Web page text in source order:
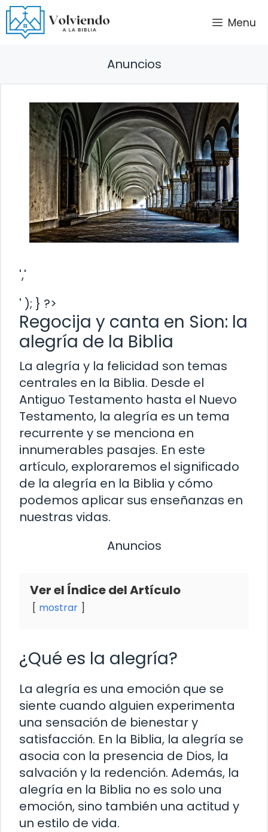
Saltar
al
contenido
Menu
Anuncios
','
' ); } ?>
Regocija y canta en Sion: la
alegría de la Biblia
La alegría y la felicidad son temas
centrales en la Biblia. Desde el
Antiguo Testamento hasta el Nuevo
Testamento, la alegría es un tema
recurrente y se menciona en
innumerables pasajes. En este
artículo, exploraremos el significado
de la alegría en la Biblia y cómo
podemos aplicar sus enseñanzas en
nuestras vidas.
Anuncios
Ver el Índice del Artículo
mostrar
¿Qué es la alegría?
La alegría es una emoción que se
siente cuando alguien experimenta
una sensación de bienestar y
satisfacción. En la Biblia, la alegría se
asocia con la presencia de Dios, la
salvación y la redención. Además, la
alegría en la Biblia no es solo una
emoción, sino también una actitud y
un estilo de vida.